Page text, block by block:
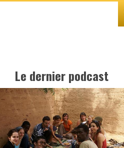
Le dernier podcast